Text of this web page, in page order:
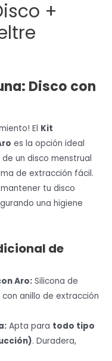
+
Disco con
El Kit
es la opción ideal
un disco menstrual
de extracción fácil.
tu disco
una higiene
de
Aro: Silicona de
anillo de extracción
Apta para todo tipo
. Duradera,